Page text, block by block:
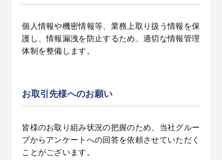
個人情報や機密情報等、業務上取り扱う情報を保
護し、情報漏洩を防止するため、適切な情報管理
体制を整備します。
お取引先様へのお願い
皆様のお取り組み状況の把握のため、当社グルー
プからアンケートへの回答を依頼させていただく
ことがございます。